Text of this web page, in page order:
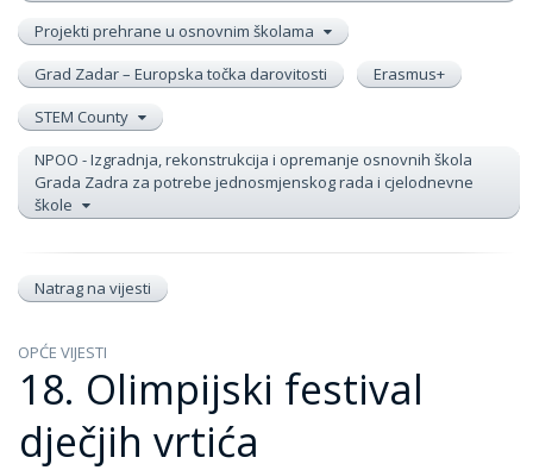
Projekti prehrane u osnovnim školama
Grad Zadar – Europska točka darovitosti
Erasmus+
STEM County
NPOO - Izgradnja, rekonstrukcija i opremanje osnovnih škola
Grada Zadra za potrebe jednosmjenskog rada i cjelodnevne
škole
Natrag na vijesti
OPĆE VIJESTI
18. Olimpijski festival
dječjih vrtića